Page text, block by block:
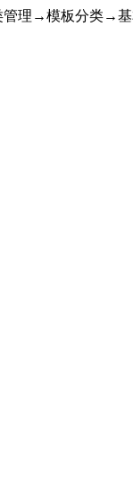
理→模板分类→基